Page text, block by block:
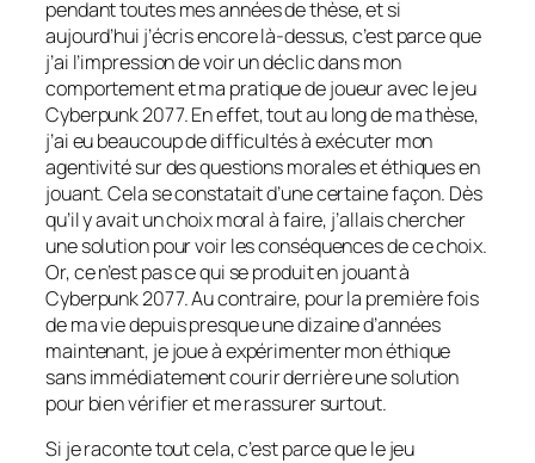
pendant toutes mes années de thèse, et si
aujourd’hui j’écris encore là-dessus, c’est parce que
j’ai l’impression de voir un déclic dans mon
comportement et ma pratique de joueur avec le jeu
Cyberpunk 2077. En effet, tout au long de ma thèse,
j’ai eu beaucoup de difficultés à exécuter mon
agentivité sur des questions morales et éthiques en
jouant. Cela se constatait d’une certaine façon. Dès
qu’il y avait un choix moral à faire, j’allais chercher
une solution pour voir les conséquences de ce choix.
Or, ce n’est pas ce qui se produit en jouant à
Cyberpunk 2077. Au contraire, pour la première fois
de ma vie depuis presque une dizaine d’années
maintenant, je joue à expérimenter mon éthique
sans immédiatement courir derrière une solution
pour bien vérifier et me rassurer surtout.
Si je raconte tout cela, c’est parce que le jeu